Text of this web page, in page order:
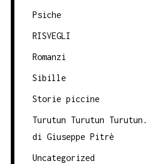
Psiche
RISVEGLI
Romanzi
Sibille
Storie piccine
Turutun Turutun
di Giuseppe Pitrè
Uncategorized